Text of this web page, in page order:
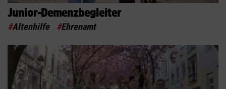
Junior-Demenzbegleiter
#Altenhilfe #Ehrenamt